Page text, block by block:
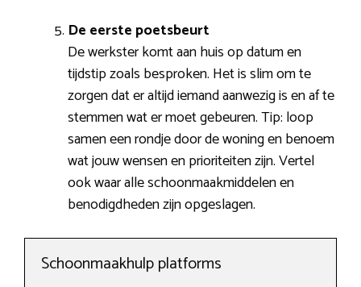
De eerste poetsbeurt
De werkster komt aan huis op datum en
tijdstip zoals besproken. Het is slim om te
zorgen dat er altijd iemand aanwezig is en af te
stemmen wat er moet gebeuren. Tip: loop
samen een rondje door de woning en benoem
wat jouw wensen en prioriteiten zijn. Vertel
ook waar alle schoonmaakmiddelen en
benodigdheden zijn opgeslagen.
Schoonmaakhulp platforms